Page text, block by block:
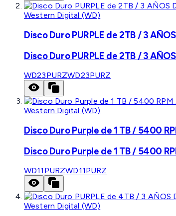
Western Digital (WD)
Disco Duro PURPLE de 2TB / 3
Disco Duro PURPLE de 2TB / 3
WD23PURZWD23PURZ
Western Digital (WD)
Disco Duro Purple de 1 TB / 5400
Disco Duro Purple de 1 TB / 5400
WD11PURZWD11PURZ
Western Digital (WD)